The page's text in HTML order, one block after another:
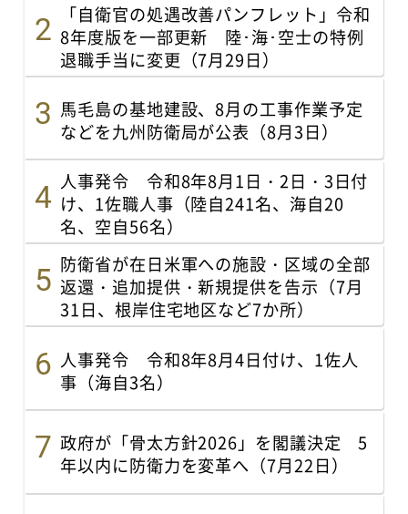
「自衛官の処遇改善パンフレット」令和
8年度版を一部更新 陸･海･空士の特例
退職手当に変更（7月29日）
馬毛島の基地建設、8月の工事作業予定
などを九州防衛局が公表（8月3日）
人事発令 令和8年8月1日・2日・3日付
け、1佐職人事（陸自241名、海自20
名、空自56名）
防衛省が在日米軍への施設・区域の全部
返還・追加提供・新規提供を告示（7月
31日、根岸住宅地区など7か所）
人事発令 令和8年8月4日付け、1佐人
事（海自3名）
政府が「骨太方針2026」を閣議決定 5
年以内に防衛力を変革へ（7月22日）